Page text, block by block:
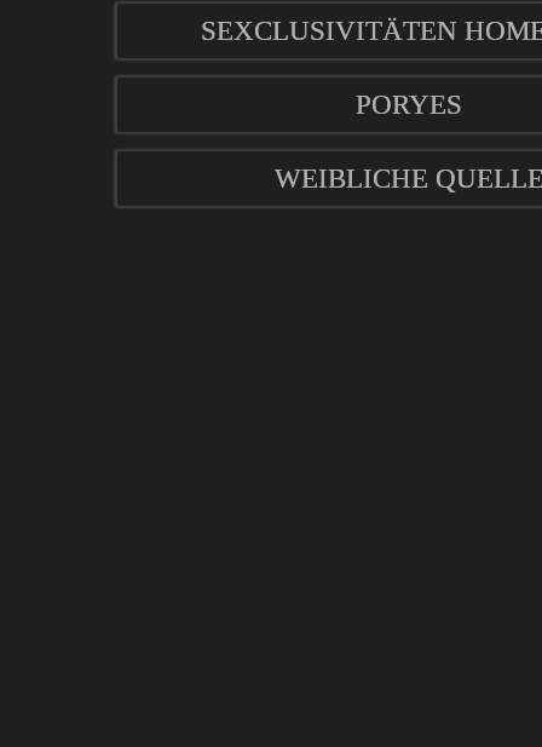
SEXCLUSIVITÄTEN
PORYES
WEIBLICHE